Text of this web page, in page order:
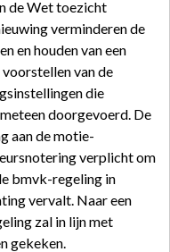
de Wet toezicht
verminderen de
en houden van een
van de
die
doorgevoerd. De
aan de motie-
verplicht om
bmvk-regeling in
vervalt. Naar een
zal in lijn met
gekeken.